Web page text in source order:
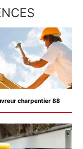
charpentier 88